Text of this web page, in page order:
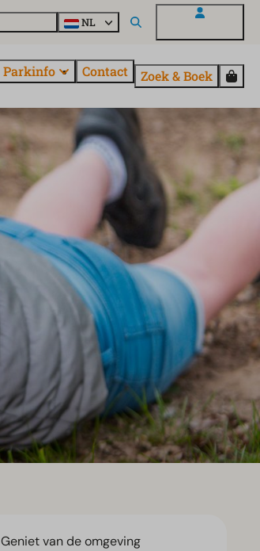
NL
Parkinfo Contact Zoek & Boek
Geniet van de omgeving